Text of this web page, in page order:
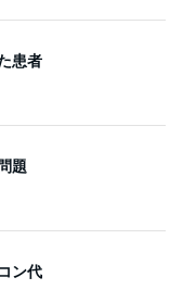
患者
題
ン代